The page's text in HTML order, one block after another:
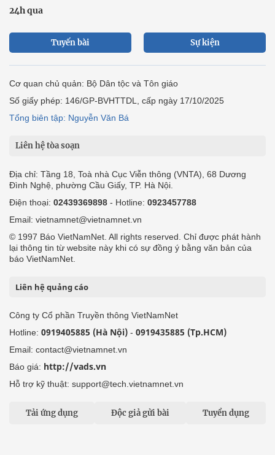
24h qua
Tuyến bài Sự kiện
Cơ quan chủ quản: Bộ Dân tộc và Tôn giáo
Số giấy phép: 146/GP-BVHTTDL, cấp ngày 17/10/2025
Tổng biên tập: Nguyễn Văn Bá
Liên hệ tòa soạn
Địa chỉ: Tầng 18, Toà nhà Cục Viễn thông (VNTA), 68 Dương
Đình Nghệ, phường Cầu Giấy, TP. Hà Nội.
Điện thoại: 02439369898 - Hotline: 0923457788
Email: vietnamnet@vietnamnet.vn
© 1997 Báo VietNamNet. All rights reserved. Chỉ được phát hành
lại thông tin từ website này khi có sự đồng ý bằng văn bản của
báo VietNamNet.
Liên hệ quảng cáo
Công ty Cổ phần Truyền thông VietNamNet
Hotline: 0919405885 (Hà Nội) - 0919435885 (Tp.HCM)
Email: contact@vietnamnet.vn
Báo giá: http://vads.vn
Hỗ trợ kỹ thuật: support@tech.vietnamnet.vn
Tải ứng dụng Độc giả gửi bài Tuyển dụng